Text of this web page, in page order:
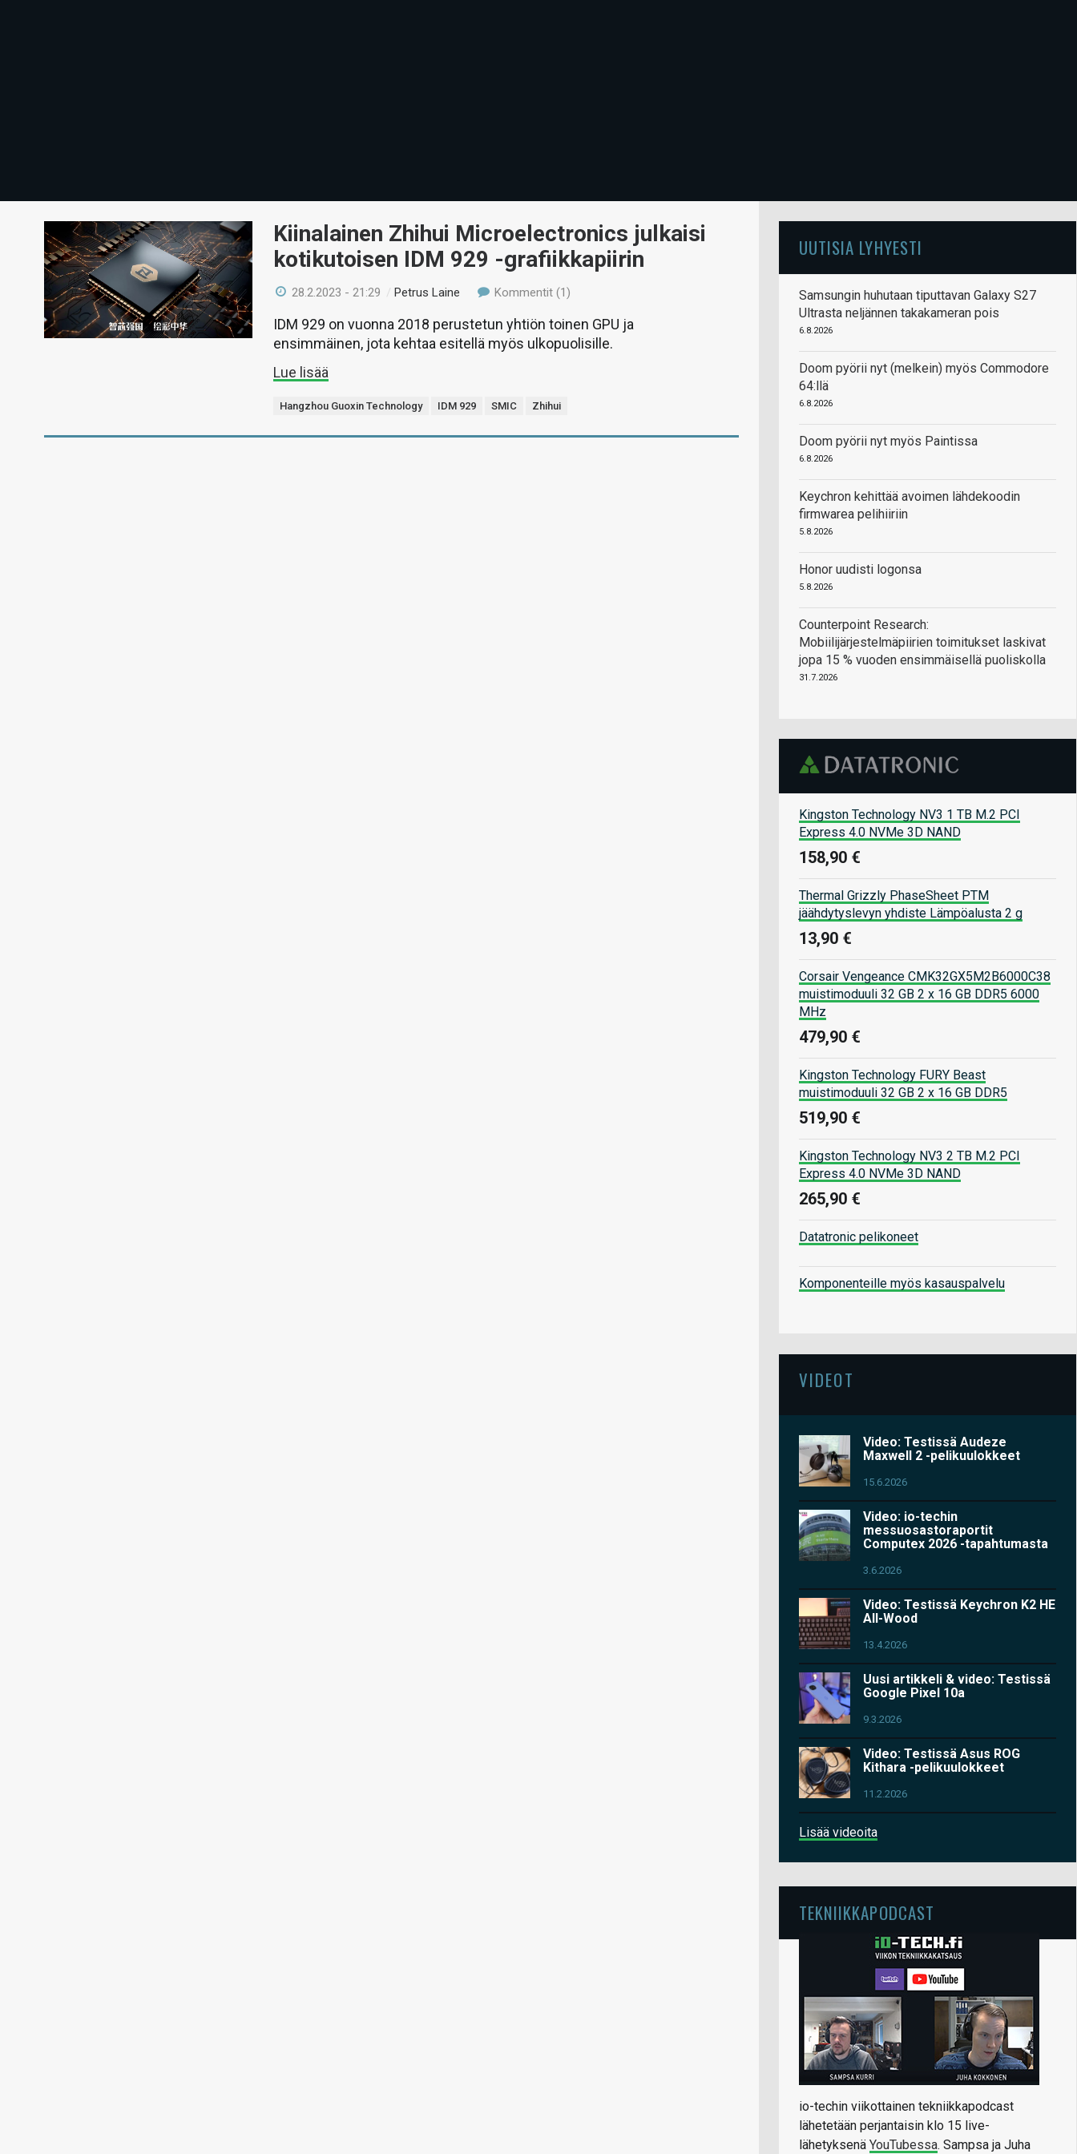
Kiinalainen Zhihui Microelectronics julkaisi
kotikutoisen IDM 929 -grafiikkapiirin
28.2.2023 - 21:29 /Petrus Laine Kommentit (1)
IDM 929 on vuonna 2018 perustetun yhtiön toinen GPU ja
ensimmäinen, jota kehtaa esitellä myös ulkopuolisille.
Lue lisää
Hangzhou Guoxin Technology IDM 929 SMIC Zhihui
UUTISIA LYHYESTI
Samsungin huhutaan tiputtavan Galaxy S27
Ultrasta neljännen takakameran pois
6.8.2026
Doom pyörii nyt (melkein) myös Commodore
64:llä
6.8.2026
Doom pyörii nyt myös Paintissa
6.8.2026
Keychron kehittää avoimen lähdekoodin
firmwarea pelihiiriin
5.8.2026
Honor uudisti logonsa
5.8.2026
Counterpoint Research:
Mobiilijärjestelmäpiirien toimitukset laskivat
jopa 15 % vuoden ensimmäisellä puoliskolla
31.7.2026
Kingston Technology NV3 1 TB M.2 PCI
Express 4.0 NVMe 3D NAND
158,90 €
Thermal Grizzly PhaseSheet PTM
jäähdytyslevyn yhdiste Lämpöalusta 2 g
13,90 €
Corsair Vengeance CMK32GX5M2B6000C38
muistimoduuli 32 GB 2 x 16 GB DDR5 6000
MHz
479,90 €
Kingston Technology FURY Beast
muistimoduuli 32 GB 2 x 16 GB DDR5
519,90 €
Kingston Technology NV3 2 TB M.2 PCI
Express 4.0 NVMe 3D NAND
265,90 €
Datatronic pelikoneet
Komponenteille myös kasauspalvelu
VIDEOT
Video: Testissä Audeze
Maxwell 2 -pelikuulokkeet
15.6.2026
Video: io-techin
messuosastoraportit
Computex 2026 -tapahtumasta
3.6.2026
Video: Testissä Keychron K2 HE
All-Wood
13.4.2026
Uusi artikkeli & video: Testissä
Google Pixel 10a
9.3.2026
Video: Testissä Asus ROG
Kithara -pelikuulokkeet
11.2.2026
Lisää videoita
TEKNIIKKAPODCAST
io-techin viikottainen tekniikkapodcast
lähetetään perjantaisin klo 15 live-
lähetyksenä YouTubessa. Sampsa ja Juha